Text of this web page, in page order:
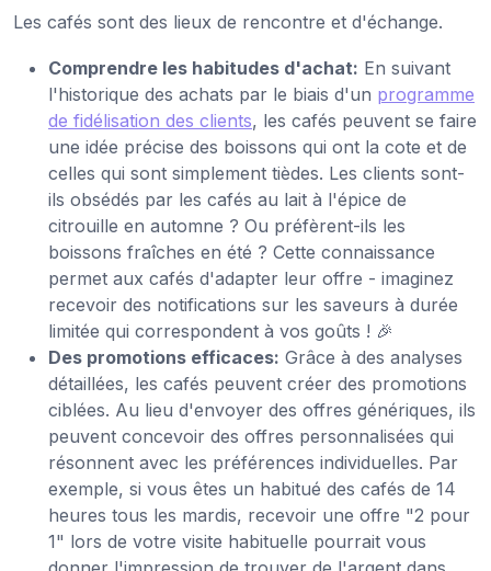
Les cafés sont des lieux de rencontre et d'échange.
Comprendre les habitudes d'achat: En suivant
l'historique des achats par le biais d'un programme
de fidélisation des clients, les cafés peuvent se faire
une idée précise des boissons qui ont la cote et de
celles qui sont simplement tièdes. Les clients sont-
ils obsédés par les cafés au lait à l'épice de
citrouille en automne ? Ou préfèrent-ils les
boissons fraîches en été ? Cette connaissance
permet aux cafés d'adapter leur offre - imaginez
recevoir des notifications sur les saveurs à durée
limitée qui correspondent à vos goûts ! 🎉
Des promotions efficaces: Grâce à des analyses
détaillées, les cafés peuvent créer des promotions
ciblées. Au lieu d'envoyer des offres génériques, ils
peuvent concevoir des offres personnalisées qui
résonnent avec les préférences individuelles. Par
exemple, si vous êtes un habitué des cafés de 14
heures tous les mardis, recevoir une offre "2 pour
1" lors de votre visite habituelle pourrait vous